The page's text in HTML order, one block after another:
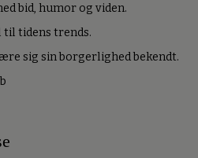
bid, humor og viden.
tidens trends.
sig sin borgerlighed bekendt.